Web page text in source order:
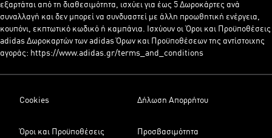
εξαρτάται από τη διαθεσιμότητα, ισχύει για έως 5 Δωροκάρτες ανά
συναλλαγή και δεν μπορεί να συνδυαστεί με άλλη προωθητική ενέργεια,
κουπόνι, εκπτωτικό κωδικό ή καμπάνια. Ισχύουν οι Όροι και Προϋποθέσεις
adidas Δωροκαρτών των adidas Όρων και Προϋποθέσεων της αντίστοιχης
αγοράς: https://www.adidas.gr/terms_and_conditions
Cookies Δήλωση Απορρήτου
Όροι και Προϋποθέσεις Προσβασιμότητα